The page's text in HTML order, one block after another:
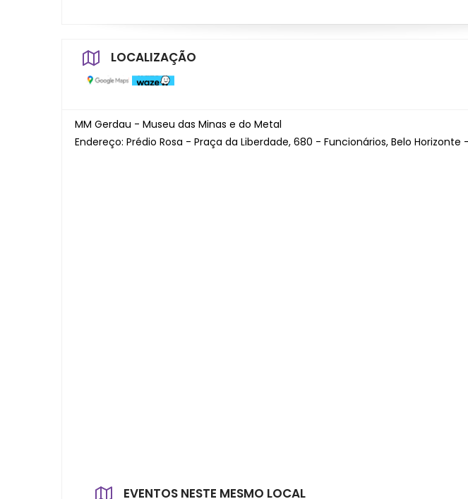
LOCALIZAÇÃO
MM Gerdau - Museu das Minas e do Metal
Endereço: Prédio Rosa - Praça da Liberdade, 680 - Funcionários, Belo Horizonte
EVENTOS NESTE MESMO LOCAL